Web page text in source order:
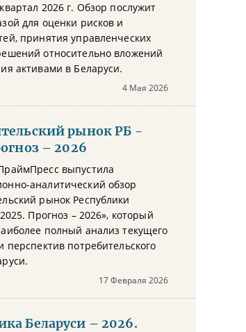
2026 г. Обзор послужит
для оценки рисков и
принятия управленческих
относительно вложений
активами в Беларуси.
4 Мая 2026
рынок РБ -
– 2026
выпустила
аналитический обзор
рынок Республики
Прогноз – 2026», который
полный анализ текущего
перспектив потребительского
17 Февраля 2026
Беларуси – 2026.